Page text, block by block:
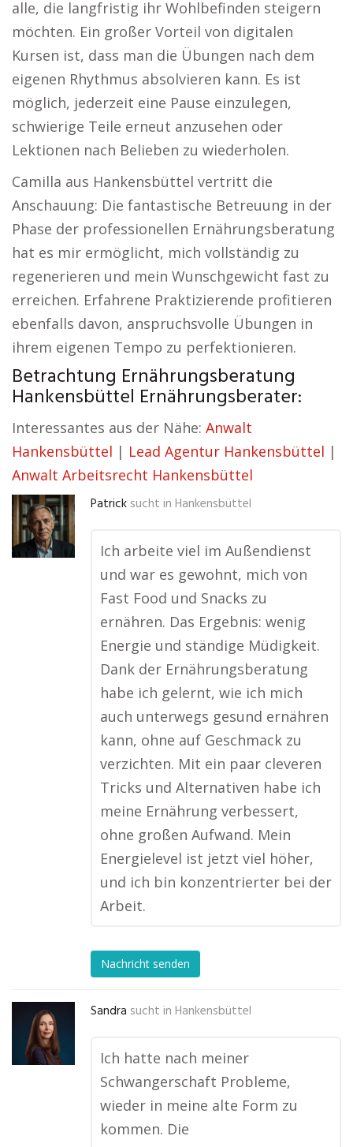
alle, die langfristig ihr Wohlbefinden steigern
möchten. Ein großer Vorteil von digitalen
Kursen ist, dass man die Übungen nach dem
eigenen Rhythmus absolvieren kann. Es ist
möglich, jederzeit eine Pause einzulegen,
schwierige Teile erneut anzusehen oder
Lektionen nach Belieben zu wiederholen.
Camilla aus Hankensbüttel vertritt die
Anschauung: Die fantastische Betreuung in der
Phase der professionellen Ernährungsberatung
hat es mir ermöglicht, mich vollständig zu
regenerieren und mein Wunschgewicht fast zu
erreichen. Erfahrene Praktizierende profitieren
ebenfalls davon, anspruchsvolle Übungen in
ihrem eigenen Tempo zu perfektionieren.
Betrachtung Ernährungsberatung
Hankensbüttel Ernährungsberater:
Interessantes aus der Nähe: Anwalt
Hankensbüttel | Lead Agentur Hankensbüttel |
Anwalt Arbeitsrecht Hankensbüttel
Patrick sucht in Hankensbüttel
Ich arbeite viel im Außendienst
und war es gewohnt, mich von
Fast Food und Snacks zu
ernähren. Das Ergebnis: wenig
Energie und ständige Müdigkeit.
Dank der Ernährungsberatung
habe ich gelernt, wie ich mich
auch unterwegs gesund ernähren
kann, ohne auf Geschmack zu
verzichten. Mit ein paar cleveren
Tricks und Alternativen habe ich
meine Ernährung verbessert,
ohne großen Aufwand. Mein
Energielevel ist jetzt viel höher,
und ich bin konzentrierter bei der
Arbeit.
Nachricht senden
Sandra sucht in Hankensbüttel
Ich hatte nach meiner
Schwangerschaft Probleme,
wieder in meine alte Form zu
kommen. Die